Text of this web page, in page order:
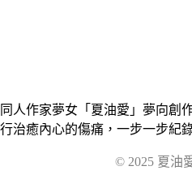
同人作家夢女「夏油愛」夢向創
行治癒內心的傷痛，一步一步紀
© 2025 夏油